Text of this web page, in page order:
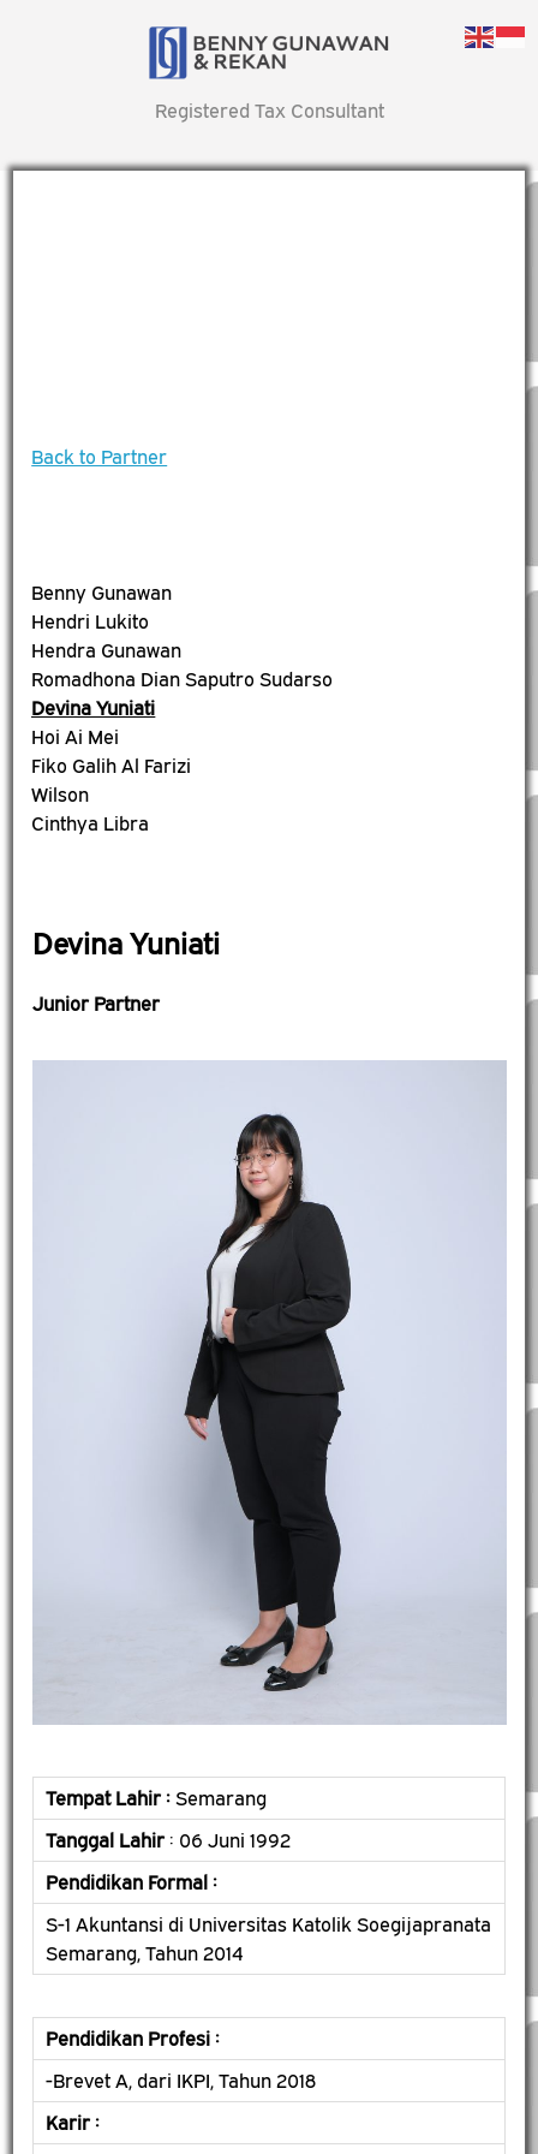
Registered Tax Consultant
Back to Partner
Benny Gunawan
Hendri Lukito
Hendra Gunawan
Romadhona Dian Saputro Sudarso
Devina Yuniati
Hoi Ai Mei
Fiko Galih Al Farizi
Wilson
Cinthya Libra
Devina Yuniati
Junior Partner
Tempat Lahir :Semarang
Tanggal Lahir: 06 Juni 1992
Pendidikan Formal :
S-1 Akuntansi di Universitas Katolik Soegijapranata
Semarang, Tahun 2014
Pendidikan Profesi :
-Brevet A, dari IKPI, Tahun 2018
Karir :